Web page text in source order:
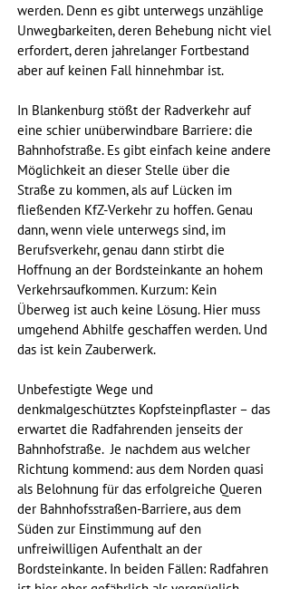
werden. Denn es gibt unterwegs unzählige
Unwegbarkeiten, deren Behebung nicht viel
erfordert, deren jahrelanger Fortbestand
aber auf keinen Fall hinnehmbar ist.
In Blankenburg stößt der Radverkehr auf
eine schier unüberwindbare Barriere: die
Bahnhofstraße. Es gibt einfach keine andere
Möglichkeit an dieser Stelle über die
Straße zu kommen, als auf Lücken im
fließenden KfZ-Verkehr zu hoffen. Genau
dann, wenn viele unterwegs sind, im
Berufsverkehr, genau dann stirbt die
Hoffnung an der Bordsteinkante an hohem
Verkehrsaufkommen. Kurzum: Kein
Überweg ist auch keine Lösung. Hier muss
umgehend Abhilfe geschaffen werden. Und
das ist kein Zauberwerk.
Unbefestigte Wege und
denkmalgeschütztes Kopfsteinpflaster – das
erwartet die Radfahrenden jenseits der
Bahnhofstraße.  Je nachdem aus welcher
Richtung kommend: aus dem Norden quasi
als Belohnung für das erfolgreiche Queren
der Bahnhofsstraßen-Barriere, aus dem
Süden zur Einstimmung auf den
unfreiwilligen Aufenthalt an der
Bordsteinkante. In beiden Fällen: Radfahren